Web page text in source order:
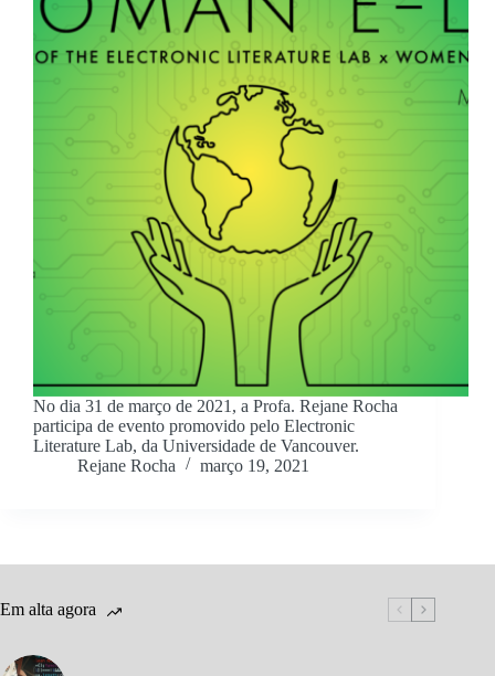
No dia 31 de março de 2021, a Profa. Rejane Rocha
participa de evento promovido pelo Electronic
Literature Lab, da Universidade de Vancouver.
Rejane Rocha
março 19, 2021
Em alta agora